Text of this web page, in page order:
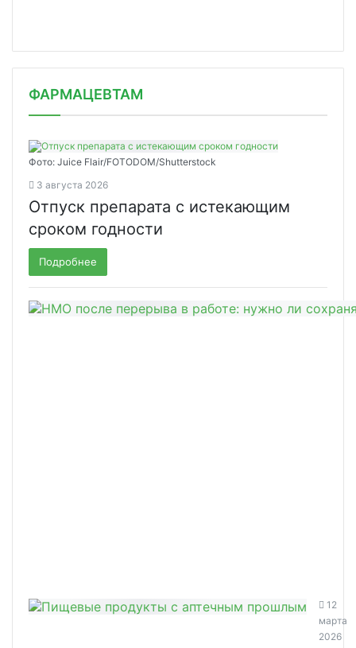
ФАРМАЦЕВТАМ
Фото: Juice Flair/FOTODOM/Shutterstoсk
3 августа 2026
Отпуск препарата с истекающим
сроком годности
Подробнее
12
марта
2026